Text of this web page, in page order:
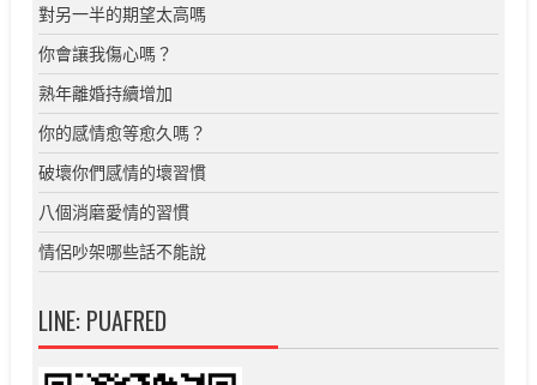
對另一半的期望太高嗎
你會讓我傷心嗎？
熟年離婚持續增加
你的感情愈等愈久嗎？
破壞你們感情的壞習慣
八個消磨愛情的習慣
情侶吵架哪些話不能說
LINE: PUAFRED